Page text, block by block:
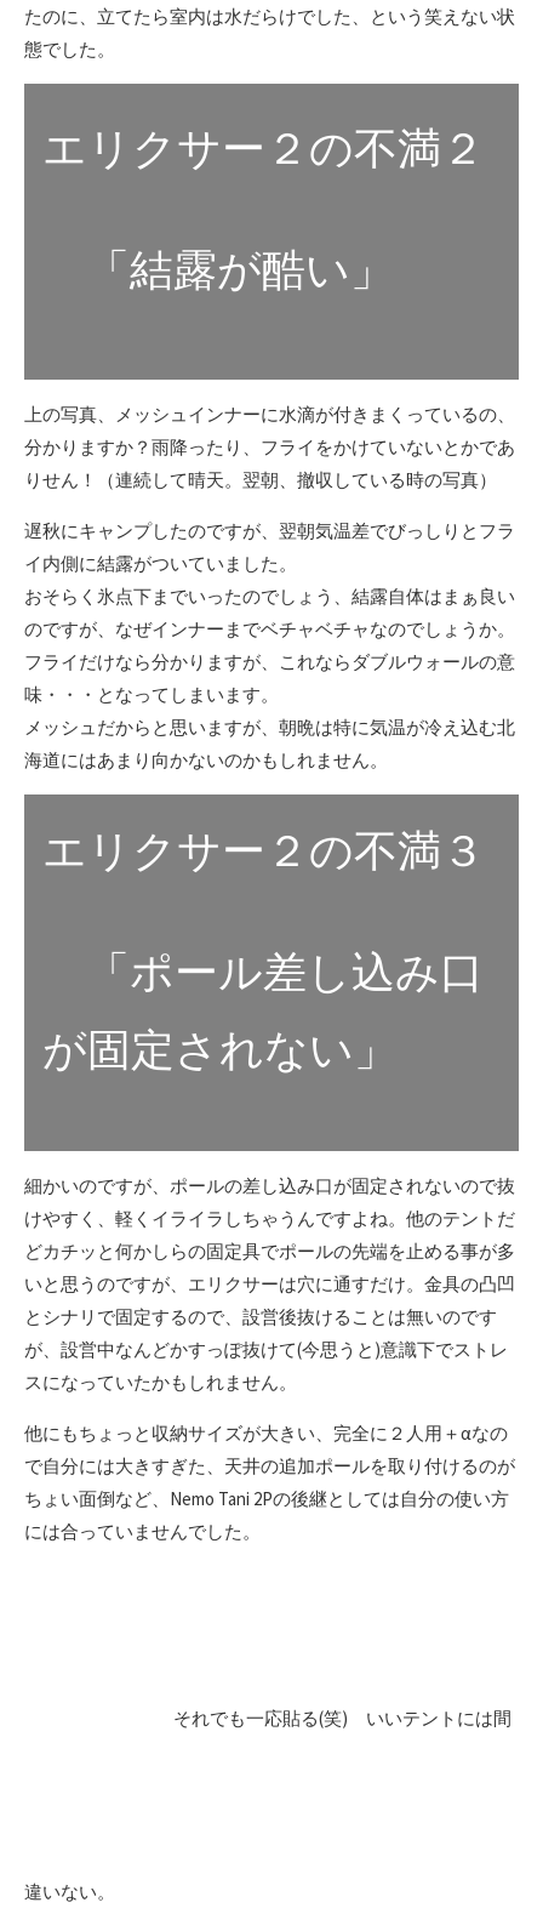
たのに、立てたら室内は水だらけでした、という笑えない状
態でした。
エリクサー２の不満２
「結露が酷い」
上の写真、メッシュインナーに水滴が付きまくっているの、
分かりますか？雨降ったり、フライをかけていないとかであ
りせん！（連続して晴天。翌朝、撤収している時の写真）
遅秋にキャンプしたのですが、翌朝気温差でびっしりとフラ
イ内側に結露がついていました。
おそらく氷点下までいったのでしょう、結露自体はまぁ良い
のですが、なぜインナーまでベチャベチャなのでしょうか。
フライだけなら分かりますが、これならダブルウォールの意
味・・・となってしまいます。
メッシュだからと思いますが、朝晩は特に気温が冷え込む北
海道にはあまり向かないのかもしれません。
エリクサー２の不満３
「ポール差し込み口
が固定されない」
細かいのですが、ポールの差し込み口が固定されないので抜
けやすく、軽くイライラしちゃうんですよね。他のテントだ
どカチッと何かしらの固定具でポールの先端を止める事が多
いと思うのですが、エリクサーは穴に通すだけ。金具の凸凹
とシナリで固定するので、設営後抜けることは無いのです
が、設営中なんどかすっぽ抜けて(今思うと)意識下でストレ
スになっていたかもしれません。
他にもちょっと収納サイズが大きい、完全に２人用＋αなの
で自分には大きすぎた、天井の追加ポールを取り付けるのが
ちょい面倒など、Nemo Tani 2Pの後継としては自分の使い方
には合っていませんでした。
それでも一応貼る(笑) いいテントには間
違いない。